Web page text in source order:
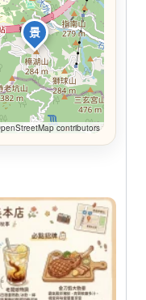
景
contributors